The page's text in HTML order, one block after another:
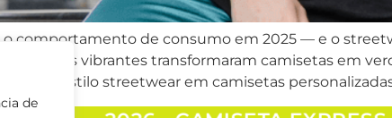
de
comportamento de consumo em 2025 — e o
e cores vibrantes transformaram camisetas em
o estilo streetwear em camisetas